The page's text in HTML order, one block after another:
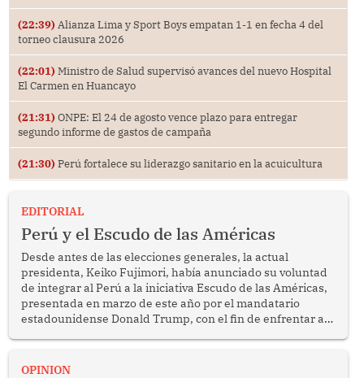
(22:39) Alianza Lima y Sport Boys empatan 1-1 en fecha 4 del
torneo clausura 2026
(22:01) Ministro de Salud supervisó avances del nuevo Hospital
El Carmen en Huancayo
(21:31) ONPE: El 24 de agosto vence plazo para entregar
segundo informe de gastos de campaña
(21:30) Perú fortalece su liderazgo sanitario en la acuicultura
EDITORIAL
Perú y el Escudo de las Américas
Desde antes de las elecciones generales, la actual
presidenta, Keiko Fujimori, había anunciado su voluntad
de integrar al Perú a la iniciativa Escudo de las Américas,
presentada en marzo de este año por el mandatario
estadounidense Donald Trump, con el fin de enfrentar al
OPINION